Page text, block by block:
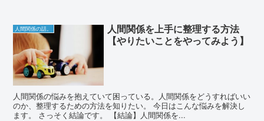
人間関係の話。
人間関係を上手に整理する方法
【やりたいことをやってみよう】
人間関係の悩みを抱えていて困っている。人間関係をどうすればいい
のか、整理するための方法を知りたい。 今日はこんな悩みを解決し
ます。 さっそく結論です。 【結論】人間関係を...